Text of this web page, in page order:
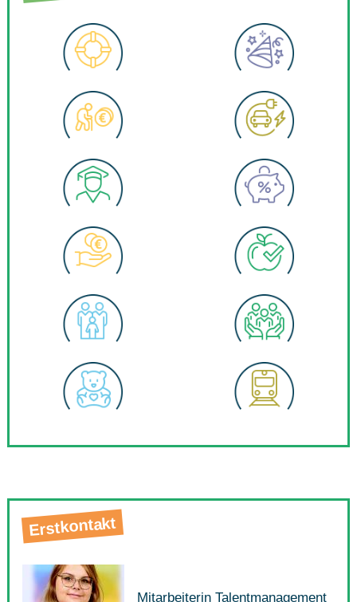
Erstkontakt
Mitarbeiterin Talentmanagement